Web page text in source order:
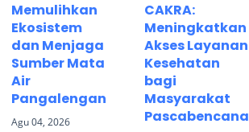
Memulihkan
Ekosistem
dan Menjaga
Sumber Mata
Air
Pangalengan
Agu 04, 2026
CAKRA:
Meningkatkan
Akses Layanan
Kesehatan
bagi
Masyarakat
Pascabencana